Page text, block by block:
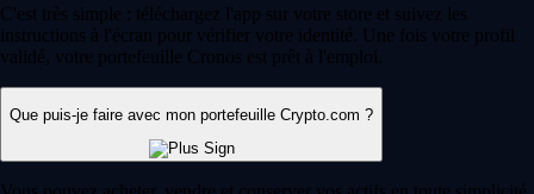
C'est très simple : téléchargez l'app sur votre store et suivez les
instructions à l'écran pour vérifier votre identité. Une fois votre profil
validé, votre portefeuille Cronos est prêt à l'emploi.
Que puis-je faire avec mon portefeuille Crypto.com ?